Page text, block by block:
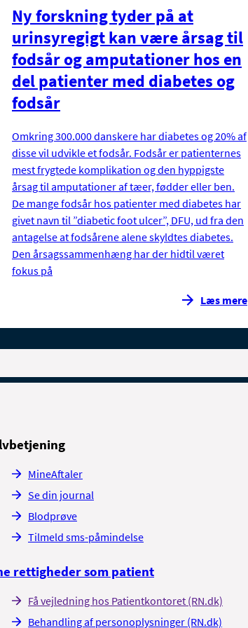
Ny forskning tyder på at
urinsyregigt kan være årsag til
fodsår og amputationer hos en
del patienter med diabetes og
fodsår
Omkring 300.000 danskere har diabetes og 20% af
disse vil udvikle et fodsår. Fodsår er patienternes
mest frygtede komplikation og den hyppigste
årsag til amputationer af tæer, fødder eller ben.
De mange fodsår hos patienter med diabetes har
givet navn til ”diabetic foot ulcer”, DFU, ud fra den
antagelse at fodsårene alene skyldtes diabetes.
Den årsagssammenhæng har der hidtil været
fokus på
Læs mere
MineAftaler
Se din journal
Blodprøve
Tilmeld sms-påmindelse
rettigheder som patient
Få vejledning hos Patientkontoret (RN.dk)
Behandling af personoplysninger (RN.dk)